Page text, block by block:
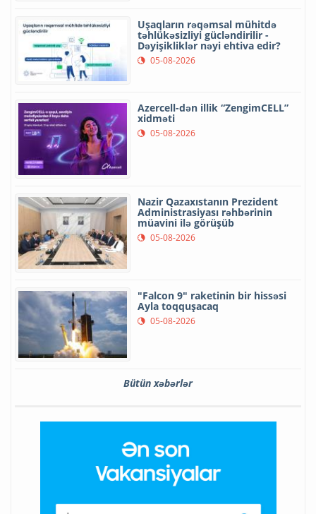
Uşaqların rəqəmsal mühitdə
təhlükəsizliyi gücləndirilir -
Dəyişikliklər nəyi ehtiva edir?
05-08-2026
Azercell-dən illik “ZengimCELL”
xidməti
05-08-2026
Nazir Qazaxıstanın Prezident
Administrasiyası rəhbərinin
müavini ilə görüşüb
05-08-2026
"Falcon 9" raketinin bir hissəsi
Ayla toqquşacaq
05-08-2026
Bütün xəbərlər